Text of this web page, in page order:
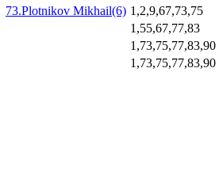
73.Plotnikov Mikhail(6) 1,2,9,67,73,75
1,55,67,77,83
1,73,75,77,83,90
1,73,75,77,83,90